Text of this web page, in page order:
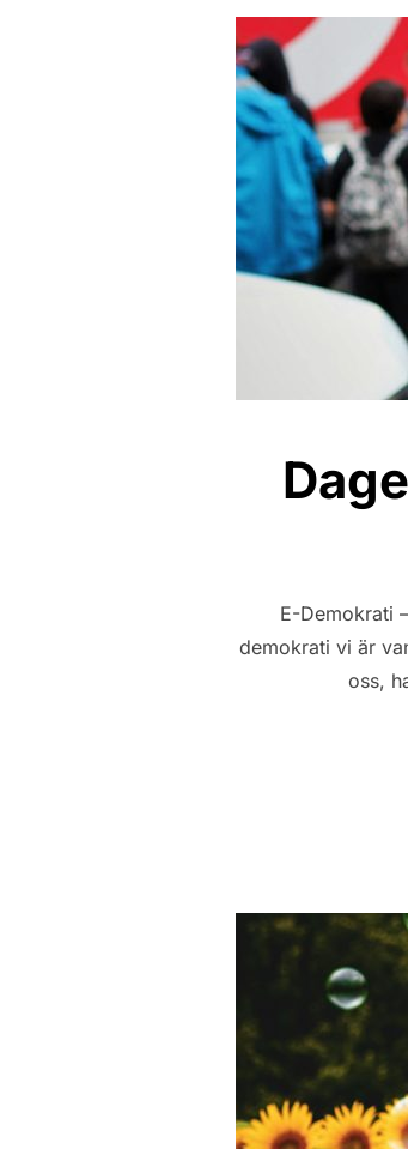
E-Demokrati
demokrati vi är
oss,